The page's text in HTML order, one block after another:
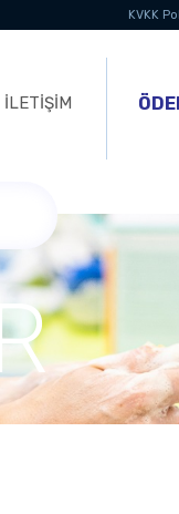
KVKK
İLETİŞİM